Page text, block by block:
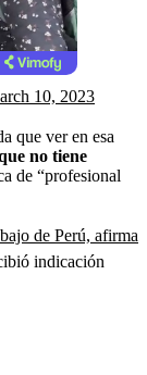
10, 2023
que ver en esa
no tiene
de “profesional
de Perú, afirma
indicación